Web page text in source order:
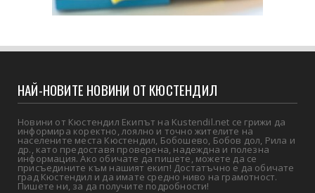
НАЙ-НОВИТЕ НОВИНИ ОТ КЮСТЕНДИЛ
Новини от Кюстендил Екипът на Kustendil.net се грижи да
информира коректно, лоялно и точно жителите на
населените места Кюстендил, Бобошево, Бобов дол, Рила и
др., като предоставя проверена, надеждна и полезна
информация. Ако обичате да пишете, можете да се
присъедините към нашият екип! Достатъчно е да обичате
град Кюстендил и да имате средно ниво на грамотност.
Пишете ни, за да получите подробности!